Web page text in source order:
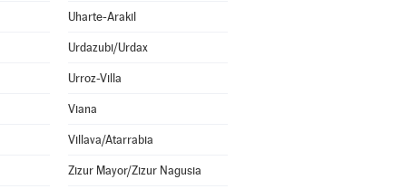
Uharte-Arakil
Urdazubi/Urdax
Urroz-Villa
Viana
Villava/Atarrabia
Zizur Mayor/Zizur Nagusia